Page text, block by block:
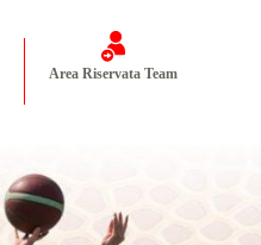
Area Riservata Team